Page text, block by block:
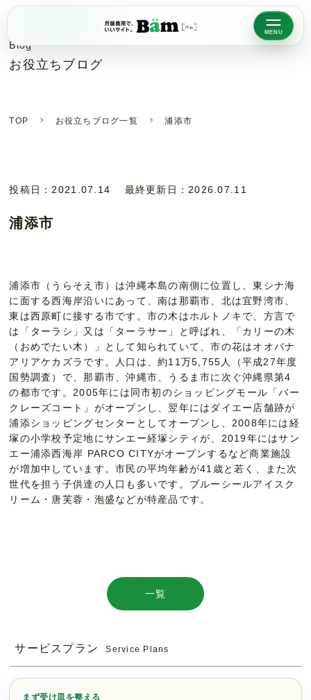
Blog
お役立ちブログ
TOP お役立ちブログ一覧 浦添市
投稿日： 2021.07.14 最終更新日： 2026.07.11
浦添市
浦添市（うらそえ市）は沖縄本島の南側に位置し、東シナ海
に面する西海岸沿いにあって、南は那覇市、北は宜野湾市、
東は西原町に接する市です。市の木はホルトノキで、方言で
は「ターラシ」又は「ターラサー」と呼ばれ、「カリーの木
（おめでたい木）」として知られていて、市の花はオオバナ
アリアケカズラです。人口は、約11万5,755人（平成27年度
国勢調査）で、那覇市、沖縄市、うるま市に次ぐ沖縄県第4
の都市です。2005年には同市初のショッピングモール「バー
クレーズコート」がオープンし、翌年にはダイエー店舗跡が
浦添ショッピングセンターとしてオープンし、2008年には経
塚の小学校予定地にサンエー経塚シティが、2019年にはサン
エー浦添西海岸 PARCO CITYがオープンするなど商業施設
が増加中しています。市民の平均年齢が41歳と若く、また次
世代を担う子供達の人口も多いです。ブルーシールアイスク
リーム・唐芙蓉・泡盛などが特産品です。
一覧
サービスプラン Service Plans
まず受け皿を整える